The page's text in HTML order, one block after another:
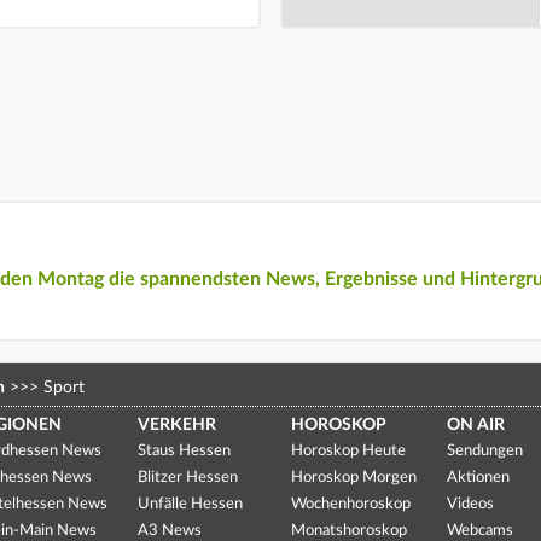
Montag die spannendsten News, Ergebnisse und
>>> Sport
News
News
News
Main News
VERKEHR
Staus Hessen
Blitzer Hessen
Unfälle Hessen
A3 News
HOROSKOP
Horoskop Heute
Horoskop Morgen
Wochenhoroskop
Monatshoroskop
ON AIR
Sendungen
Aktionen
Videos
Webcams